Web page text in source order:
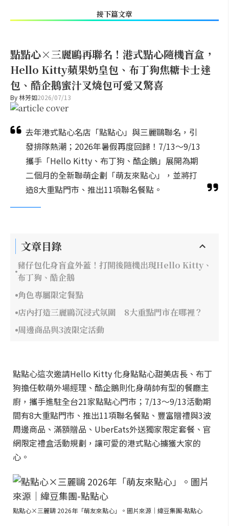
接下篇文章
點點心×三麗鷗再聯名！港式點心隨機盲盒，
Hello Kitty蘋果奶皇包、布丁狗焦糖卡士達
包、酷企鵝蜜汁叉燒包可愛又驚喜
By林芳如2026/07/13
去年港式點心名店「點點心」與三麗鷗聯名，引
發排隊熱潮；2026年暑假再度回歸！7/13～9/13
攜手「Hello Kitty、布丁狗、酷企鵝」展開為期
二個月的全新聯萌企劃「萌友來點心」，並將打
造8大重點門市、推出11項聯名餐點。
文章目錄
豬仔包化身盲盒外蓋！打開後隨機出現Hello Kitty、
布丁狗、酷企鵝
角色專屬限定餐點
店內打造三麗鷗沉浸式氛圍 8大重點門市在哪裡？
周邊商品與3波限定活動
點點心這次邀請Hello Kitty 化身點點心甜美店長、布丁
狗擔任軟萌外場經理、酷企鵝則化身萌帥有型的餐廳主
廚，攜手進駐全台21家點點心門市；7/13～9/13活動期
間有8大重點門市、推出11項聯名餐點、豐富贈禮與3波
周邊商品、滿額贈品、UberEats外送獨家限定套餐、官
網限定禮盒活動規劃，讓可愛的港式點心擄獲大家的
心。
點點心×三麗鷗 2026年「萌友來點心」。圖片來源｜緯豆集團-點點心